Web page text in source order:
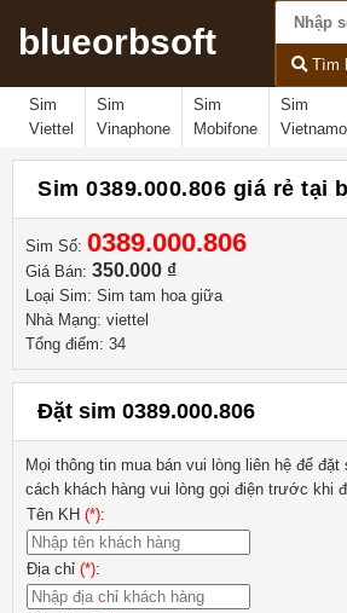
blueorbsoft
Tìm
Sim
Viettel
Sim
Vinaphone
Sim
Mobifone
Sim
Sim 0389.000.806 giá rẻ tại
Sim Số: 0389.000.806
Giá Bán: 350.000 ₫
Loại Sim: Sim tam hoa giữa
Nhà Mạng: viettel
Tổng điểm: 34
Đặt sim 0389.000.806
Mọi thông tin mua bán vui lòng liên hệ để đặt
cách khách hàng vui lòng gọi điện trước khi
Tên KH (*):
Địa chỉ (*):